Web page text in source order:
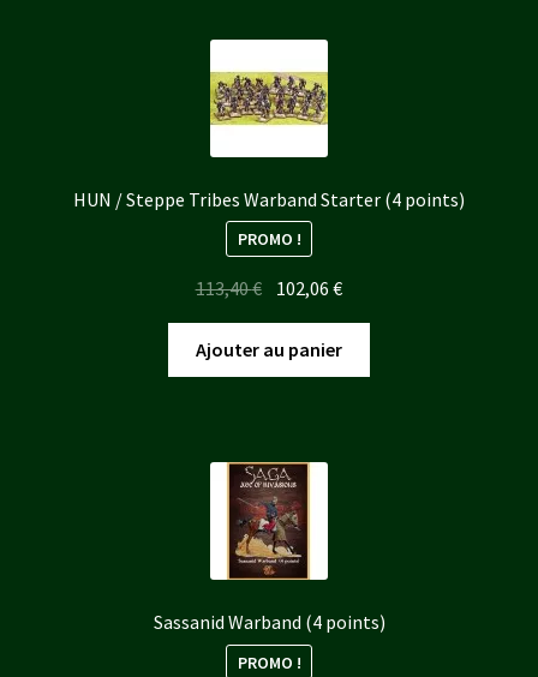
Validation de la commande
HUN / Steppe Tribes Warband Starter (4 points)
PROMO !
113,40€ Le
initial
était :
102,06€Le
actuel
est :
Ajouter au panier
Sassanid Warband (4 points)
PROMO !